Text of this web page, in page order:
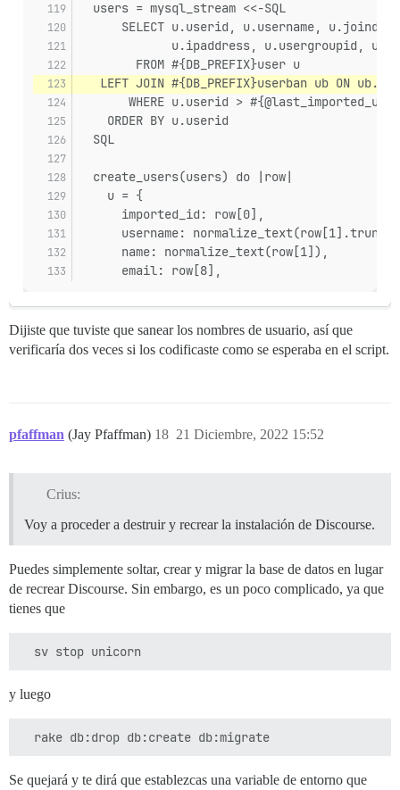
  users = mysql_stream <<-SQL
SELECT u.userid, u.username,
u.ipaddress, u.usergroupid,
        FROM #{DB_PREFIX}user u
LEFT JOIN #{DB_PREFIX}userban ub ON
WHERE u.userid >
    ORDER BY u.userid
  SQL
  create_users(users) do |row|
    u = {
      imported_id: row[0],
username:
      name: normalize_text(row[1]),
      email: row[8],
Dijiste que tuviste que sanear los nombres de usuario, así que
verificaría dos veces si los codificaste como se esperaba en el script.
pfaffman (Jay Pfaffman) 21 Diciembre, 2022 15:52
18
Crius:
Voy a proceder a destruir y recrear la instalación de Discourse.
Puedes simplemente soltar, crear y migrar la base de datos en lugar
de recrear Discourse. Sin embargo, es un poco complicado, ya que
tienes que
y luego
Se quejará y te dirá que establezcas una variable de entorno que